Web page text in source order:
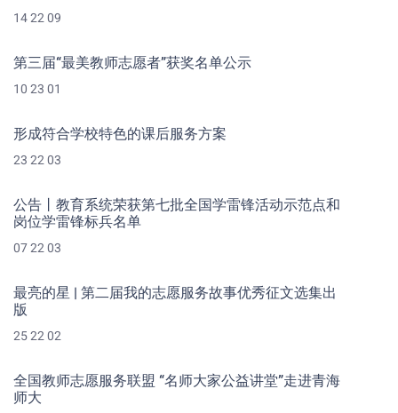
14 22 09
第三届“最美教师志愿者”获奖名单公示
10 23 01
形成符合学校特色的课后服务方案
23 22 03
公告丨教育系统荣获第七批全国学雷锋活动示范点和
岗位学雷锋标兵名单
07 22 03
最亮的星 | 第二届我的志愿服务故事优秀征文选集出
版
25 22 02
全国教师志愿服务联盟 “名师大家公益讲堂”走进青海
师大